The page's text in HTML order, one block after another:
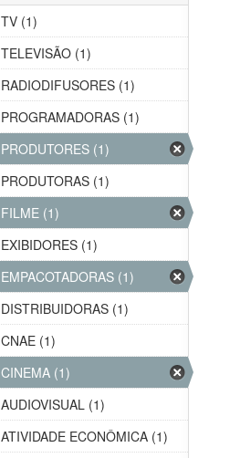
TV (1)
TELEVISÃO (1)
RADIODIFUSORES (1)
PROGRAMADORAS (1)
PRODUTORES (1)
PRODUTORAS (1)
FILME (1)
EXIBIDORES (1)
EMPACOTADORAS (1)
DISTRIBUIDORAS (1)
CNAE (1)
CINEMA (1)
AUDIOVISUAL (1)
ATIVIDADE ECONÔMICA (1)